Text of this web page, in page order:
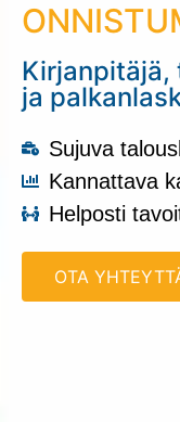
Kirjanpitäjä,
ja
Sujuva
Kannattava
Helposti
OTA